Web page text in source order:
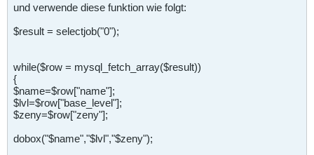
und verwende diese funktion wie folgt:
$result = selectjob("0");
while($row = mysql_fetch_array($result))
{
$name=$row["name"];
$lvl=$row["base_level"];
$zeny=$row["zeny"];
dobox("$name","$lvl","$zeny");